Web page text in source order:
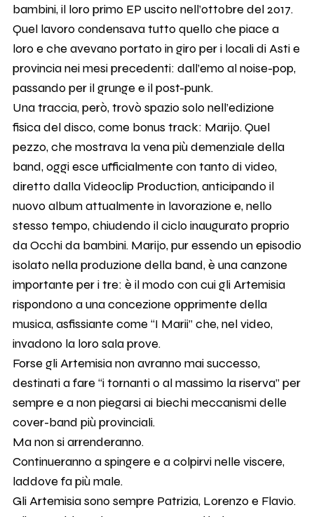
bambini, il loro primo EP uscito nell’ottobre del 2017.
Quel lavoro condensava tutto quello che piace a
loro e che avevano portato in giro per i locali di Asti e
provincia nei mesi precedenti: dall’emo al noise-pop,
passando per il grunge e il post-punk.
Una traccia, però, trovò spazio solo nell’edizione
fisica del disco, come bonus track: Marijo. Quel
pezzo, che mostrava la vena più demenziale della
band, oggi esce ufficialmente con tanto di video,
diretto dalla Videoclip Production, anticipando il
nuovo album attualmente in lavorazione e, nello
stesso tempo, chiudendo il ciclo inaugurato proprio
da Occhi da bambini. Marijo, pur essendo un episodio
isolato nella produzione della band, è una canzone
importante per i tre: è il modo con cui gli Artemisia
rispondono a una concezione opprimente della
musica, asfissiante come “I Marii” che, nel video,
invadono la loro sala prove.
Forse gli Artemisia non avranno mai successo,
destinati a fare “i tornanti o al massimo la riserva” per
sempre e a non piegarsi ai biechi meccanismi delle
cover-band più provinciali.
Ma non si arrenderanno.
Continueranno a spingere e a colpirvi nelle viscere,
laddove fa più male.
Gli Artemisia sono sempre Patrizia, Lorenzo e Flavio.